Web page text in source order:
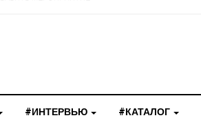
#ИНТЕРВЬЮ #КАТАЛОГ